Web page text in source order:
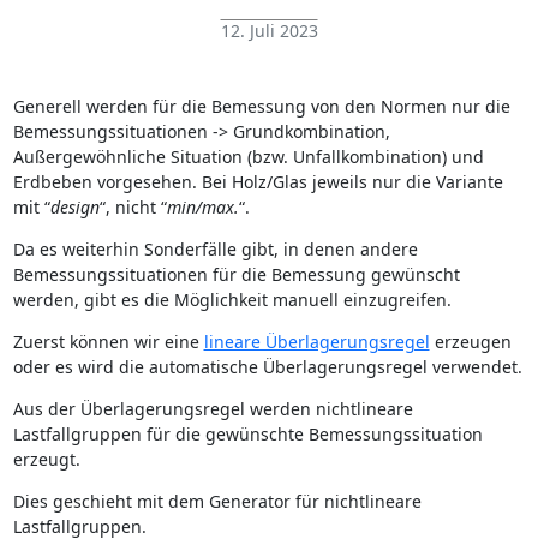
12. Juli 2023
Generell werden für die Bemessung von den Normen nur die
Bemessungssituationen -> Grundkombination,
Außergewöhnliche Situation (bzw. Unfallkombination) und
Erdbeben vorgesehen. Bei Holz/Glas jeweils nur die Variante
mit “design“, nicht “min/max.“.
Da es weiterhin Sonderfälle gibt, in denen andere
Bemessungssituationen für die Bemessung gewünscht
werden, gibt es die Möglichkeit manuell einzugreifen.
Zuerst können wir eine lineare Überlagerungsregel erzeugen
oder es wird die automatische Überlagerungsregel verwendet.
Aus der Überlagerungsregel werden nichtlineare
Lastfallgruppen für die gewünschte Bemessungssituation
erzeugt.
Dies geschieht mit dem Generator für nichtlineare
Lastfallgruppen.